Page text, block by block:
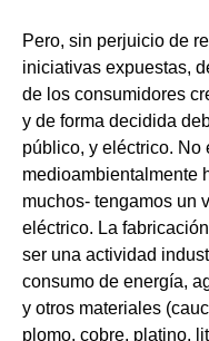
Pero, sin perjuicio de
iniciativas expuestas,
de los consumidores
y de forma decidida
público, y eléctrico. No
medioambientalmente
muchos- tengamos un
eléctrico. La
ser una actividad
consumo de energía,
y otros materiales
plomo, cobre, platino,